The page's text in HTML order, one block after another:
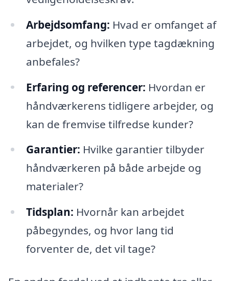
Arbejdsomfang: Hvad er omfanget af
arbejdet, og hvilken type tagdækning
anbefales?
Erfaring og referencer: Hvordan er
håndværkerens tidligere arbejder, og
kan de fremvise tilfredse kunder?
Garantier: Hvilke garantier tilbyder
håndværkeren på både arbejde og
materialer?
Tidsplan: Hvornår kan arbejdet
påbegyndes, og hvor lang tid
forventer de, det vil tage?